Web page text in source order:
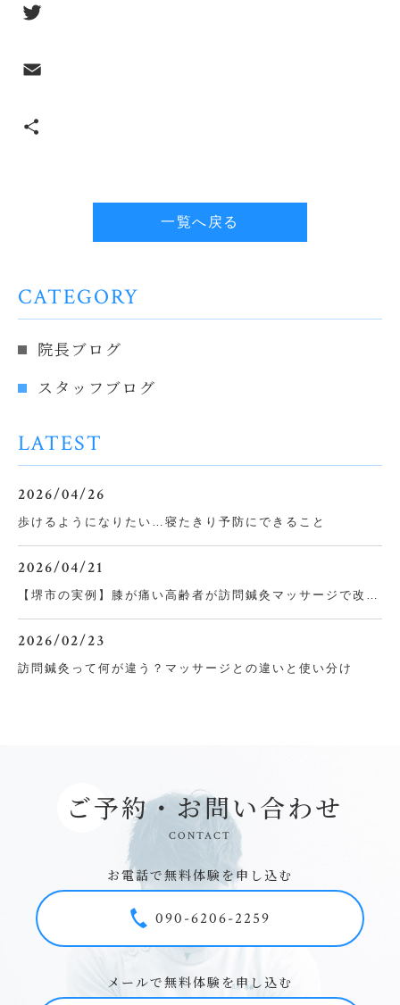
一覧へ戻る
CATEGORY
院長ブログ
スタッフブログ
LATEST
2026/04/26
歩けるようになりたい…寝たきり予防にできること
2026/04/21
2026/02/23
訪問鍼灸って何が違う？マッサージとの違いと使い分け
ご予約・お問い合わせ
CONTACT
お電話で無料体験を申し込む
090-6206-2259
メールで無料体験を申し込む